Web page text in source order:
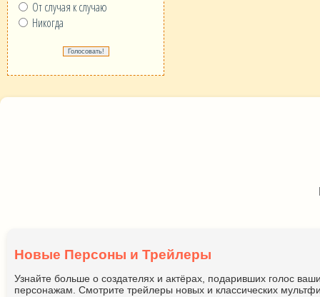
От случая к случаю
Никогда
Новые Персоны и Трейлеры
Узнайте больше о создателях и актёрах, подаривших голос
персонажам. Смотрите трейлеры новых и классических